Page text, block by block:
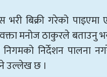
भरी बिक्री गरेको
मनोज ठाकुरले बताउनु
निर्देशन पालना
उल्लेख छ ।